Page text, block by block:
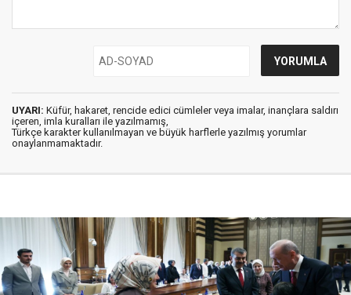
UYARI: Küfür, hakaret, rencide edici cümleler veya imalar, inançlara saldırı
içeren, imla kuralları ile yazılmamış,
Türkçe karakter kullanılmayan ve büyük harflerle yazılmış yorumlar
onaylanmamaktadır.